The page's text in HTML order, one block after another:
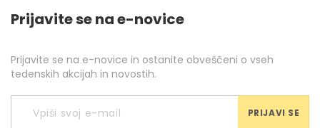
Prijavite se na e-novice
Prijavite se na e-novice in ostanite obveščeni o vseh
tedenskih akcijah in novostih.
PRIJAVI SE